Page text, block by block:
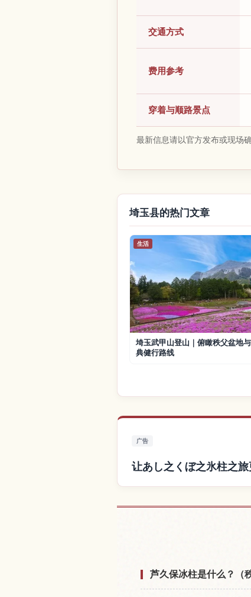
交通方式
费用参考
穿着与顺路景点
最新信息请以官方发布或现场确
埼玉县的热门文章
生活
埼玉武甲山登山｜俯瞰秩父盆地
典健行路线
广告
让あし之くぼ之氷柱之
芦久保冰柱是什么？（